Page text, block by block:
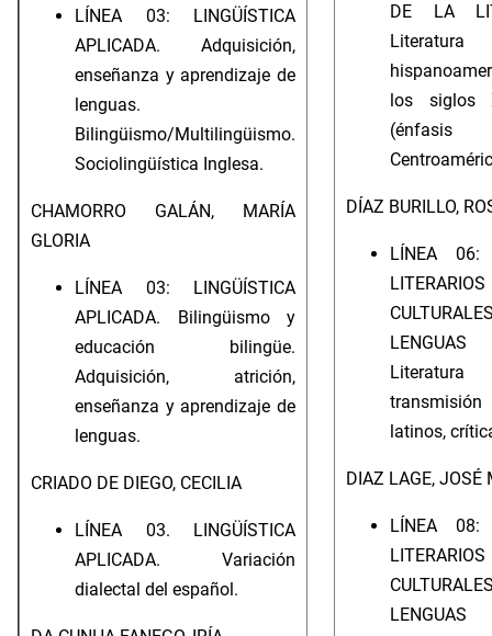
LÍNEA 03: LINGÜÍSTICA
APLICADA. Adquisición,
enseñanza y aprendizaje de
lenguas.
Bilingüismo/Multilingüismo.
Sociolingüística Inglesa.
CHAMORRO GALÁN, MARÍA
GLORIA
LÍNEA 03: LINGÜÍSTICA
APLICADA. Bilingüismo y
educación bilingüe.
Adquisición, atrición,
enseñanza y aprendizaje de
lenguas.
CRIADO DE DIEGO, CECILIA
LÍNEA 03. LINGÜÍSTICA
APLICADA. Variación
dialectal del español.
DE LA
Literatura
los siglos
DÍAZ BURILLO,
LÍNEA 06:
LENGUAS
latinos,
DIAZ LAGE, JOSÉ
LÍNEA 08:
LENGUAS